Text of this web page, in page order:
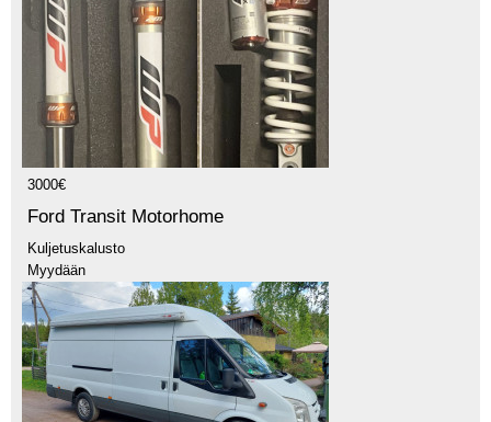
3000€
Ford Transit Motorhome
Kuljetuskalusto
Myydään